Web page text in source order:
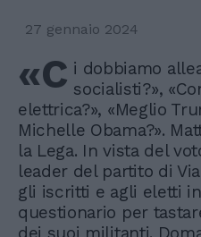
27 gennaio 2024
«C i dobbiamo
socialisti?»,
elettrica?», «Meglio
Michelle Obama?».
la Lega. In vista del
leader del partito di
gli iscritti e agli eletti
questionario per